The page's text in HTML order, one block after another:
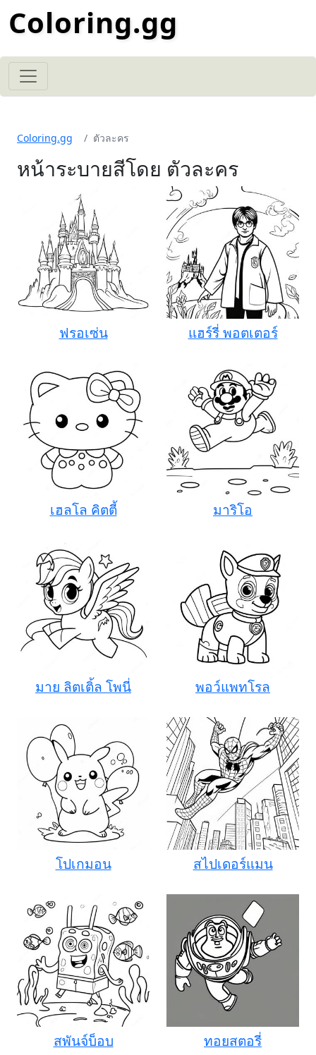
Coloring.gg
Coloring.gg ตัวละคร
หน้าระบายสีโดย ตัวละคร
ฟรอเซ่น แฮร์รี่ พอตเตอร์
เฮลโล คิตตี้ มาริโอ
มาย ลิตเติ้ล โพนี่ พอว์แพทโรล
โปเกมอน สไปเดอร์แมน
สพันจ์บ็อบ ทอยสตอรี่